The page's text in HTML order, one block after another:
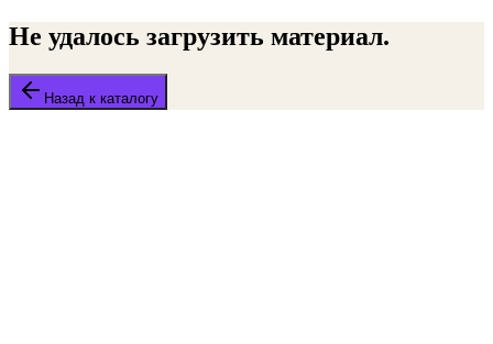
Не удалось загрузить материал.
Назад к каталогу